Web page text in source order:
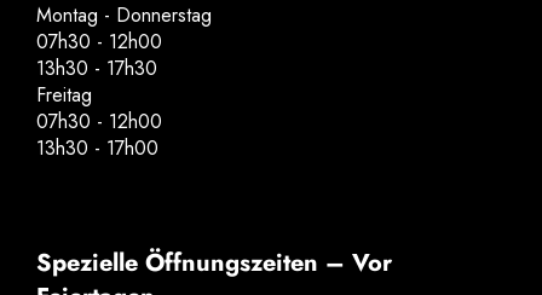
Montag - Donnerstag
07h30 - 12h00
13h30 - 17h30
Freitag
07h30 - 12h00
13h30 - 17h00
Spezielle Öffnungszeiten – Vor